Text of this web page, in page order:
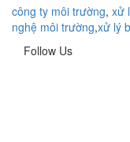
công ty môi trường, xử
nghệ môi trường,xử lý
Follow Us